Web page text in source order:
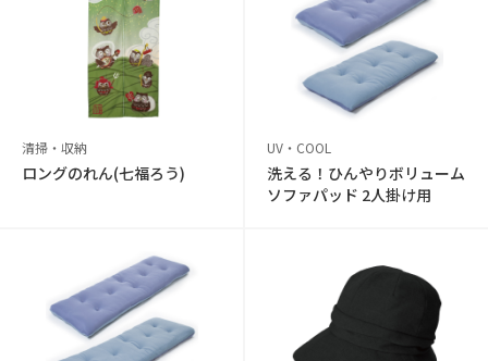
清掃・収納
ロングのれん(七福ろう)
UV・COOL
洗える！ひんやりボリューム
ソファパッド 2人掛け用